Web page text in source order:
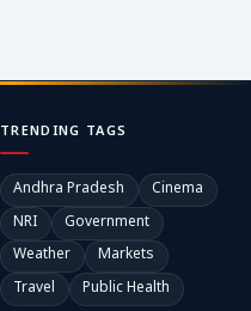
TRENDING TAGS
Andhra Pradesh
Cinema
NRI
Government
Weather
Markets
Travel
Public Health